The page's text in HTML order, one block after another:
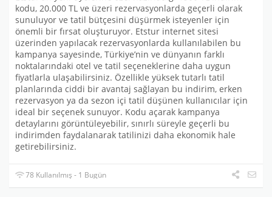
kodu, 20.000 TL ve üzeri rezervasyonlarda geçerli olarak
sunuluyor ve tatil bütçesini düşürmek isteyenler için
önemli bir fırsat oluşturuyor. Etstur internet sitesi
üzerinden yapılacak rezervasyonlarda kullanılabilen bu
kampanya sayesinde, Türkiye’nin ve dünyanın farklı
noktalarındaki otel ve tatil seçeneklerine daha uygun
fiyatlarla ulaşabilirsiniz. Özellikle yüksek tutarlı tatil
planlarında ciddi bir avantaj sağlayan bu indirim, erken
rezervasyon ya da sezon içi tatil düşünen kullanıcılar için
ideal bir seçenek sunuyor. Kodu açarak kampanya
detaylarını görüntüleyebilir, sınırlı süreyle geçerli bu
indirimden faydalanarak tatilinizi daha ekonomik hale
getirebilirsiniz.
78 Kullanılmış - 1 Bugün